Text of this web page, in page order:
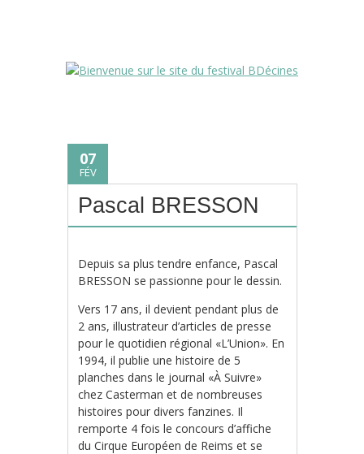
07
FÉV
Pascal BRESSON
Depuis sa plus tendre enfance, Pascal
BRESSON se passionne pour le dessin.
Vers 17 ans, il devient pendant plus de
2 ans, illustrateur d’articles de presse
pour le quotidien régional «L’Union». En
1994, il publie une histoire de 5
planches dans le journal «À Suivre»
chez Casterman et de nombreuses
histoires pour divers fanzines. Il
remporte 4 fois le concours d’affiche
du Cirque Européen de Reims et se